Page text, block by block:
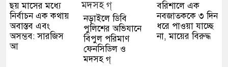
ছয় মাসের মধ্যে
নির্বাচন এক কথায়
অবাস্তব এবং
অসম্ভব: সারজিস
আ
নড়াইলে ডিবি
পুলিশের অভিযানে
বিপুল পরিমাণ
ফেনসিডিল ও
মদসহ গ্
বরিশালে এক
নবজাতককে ৩ দিন
ধরে পাওয়া যাচ্ছে
না, মায়ের বিরুদ্ধ